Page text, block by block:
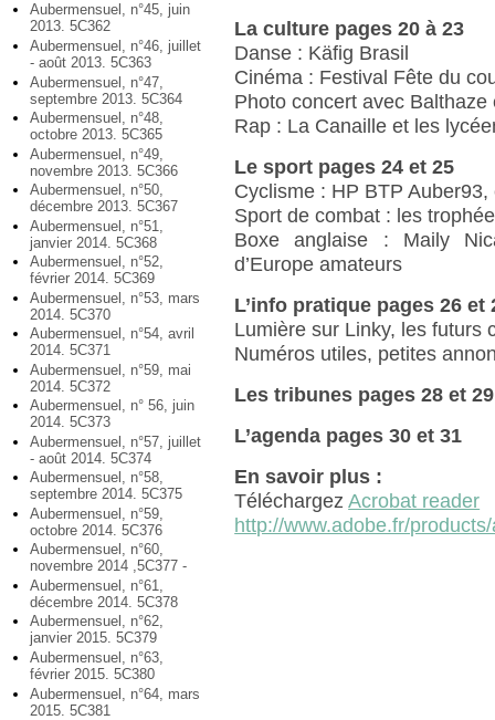
Aubermensuel, n°45, juin
2013. 5C362
Aubermensuel, n°46, juillet
- août 2013. 5C363
Aubermensuel, n°47,
septembre 2013. 5C364
Aubermensuel, n°48,
octobre 2013. 5C365
Aubermensuel, n°49,
novembre 2013. 5C366
Aubermensuel, n°50,
décembre 2013. 5C367
Aubermensuel, n°51,
janvier 2014. 5C368
Aubermensuel, n°52,
février 2014. 5C369
Aubermensuel, n°53, mars
2014. 5C370
Aubermensuel, n°54, avril
2014. 5C371
Aubermensuel, n°59, mai
2014. 5C372
Aubermensuel, n° 56, juin
2014. 5C373
Aubermensuel, n°57, juillet
- août 2014. 5C374
Aubermensuel, n°58,
septembre 2014. 5C375
Aubermensuel, n°59,
octobre 2014. 5C376
Aubermensuel, n°60,
novembre 2014 ,5C377 -
Aubermensuel, n°61,
décembre 2014. 5C378
Aubermensuel, n°62,
janvier 2015. 5C379
Aubermensuel, n°63,
février 2015. 5C380
Aubermensuel, n°64, mars
2015. 5C381
La culture pages 20 à 23
Danse : Käfig Brasil
Cinéma : Festival Fête du
Photo concert avec
Rap : La Canaille et les
Le sport pages 24 et 25
Cyclisme : HP BTP
Sport de combat : les
Boxe anglaise : Maily
d’Europe amateurs
L’info pratique pages 26 et
Lumière sur Linky, les futurs
Numéros utiles, petites
Les tribunes pages 28 et 29
L’agenda pages 30 et 31
En savoir plus :
TéléchargezAcrobat reader
http://www.adobe.fr/